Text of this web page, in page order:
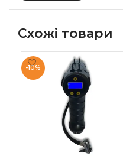
Схожі товари
-10%